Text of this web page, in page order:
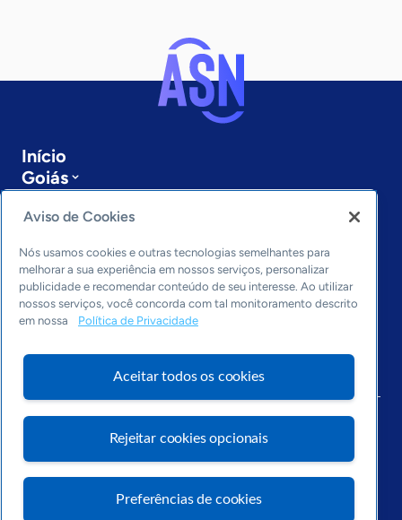
Início
Goiás
Últimas notícias
Entre em contato
Editorias
Economia & Política
Inovação & Tecnologia
Dados
Visite o Portal Sebrae
Aviso de Cookies
Nós usamos cookies e outras tecnologias semelhantes para
melhorar a sua experiência em nossos serviços, personalizar
publicidade e recomendar conteúdo de seu interesse. Ao utilizar
nossos serviços, você concorda com tal monitoramento descrito
em nossa
Política de Privacidade
Aceitar todos os cookies
Rejeitar cookies opcionais
Preferências de cookies